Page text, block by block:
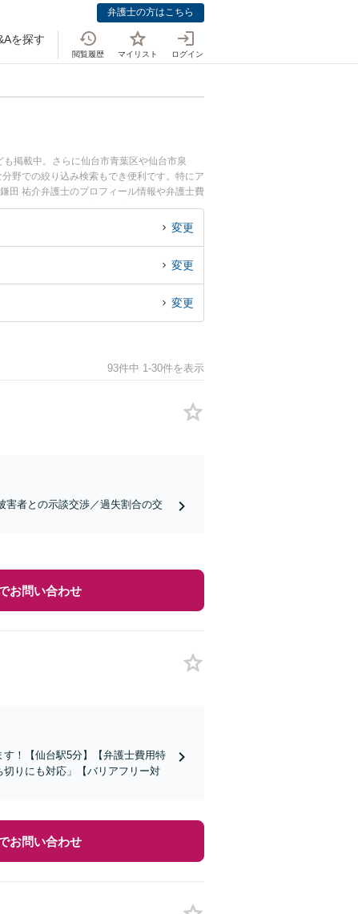
弁護士の方はこちら
を探す
閲覧履歴 マイリスト ログイン
掲載中。さらに仙台市青葉区や仙台市泉
野での絞り込み検索もでき便利です。特にア
田 祐介弁護士のプロフィール情報や弁護士費
のトラブル解決の実績豊富な近くの弁護士を
です。
変更
変更
変更
93件中 1-30件を表示
害者との示談交渉／過失割合の交
お問い合わせ
す！【仙台駅5分】【弁護士費用特
りにも対応」【バリアフリー対
お問い合わせ